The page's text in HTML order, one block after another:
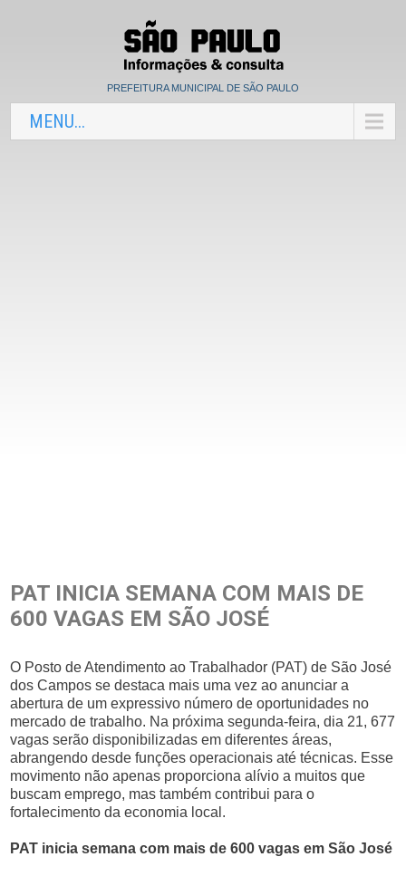
PREFEITURA MUNICIPAL DE SÃO PAULO
MENU...
PAT INICIA SEMANA COM MAIS DE
600 VAGAS EM SÃO JOSÉ
O Posto de Atendimento ao Trabalhador (PAT) de São José
dos Campos se destaca mais uma vez ao anunciar a
abertura de um expressivo número de oportunidades no
mercado de trabalho. Na próxima segunda-feira, dia 21, 677
vagas serão disponibilizadas em diferentes áreas,
abrangendo desde funções operacionais até técnicas. Esse
movimento não apenas proporciona alívio a muitos que
buscam emprego, mas também contribui para o
fortalecimento da economia local.
PAT inicia semana com mais de 600 vagas em São José